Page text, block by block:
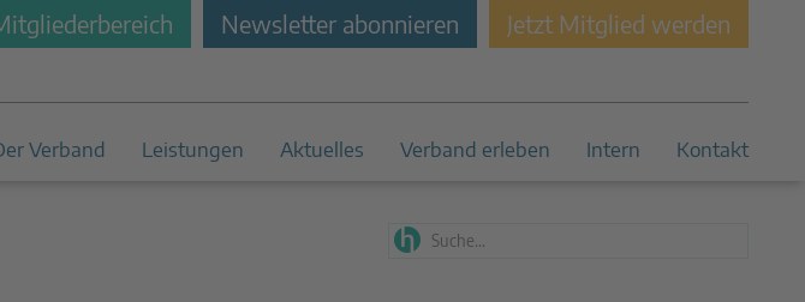
Newsletter abonnieren Jetzt Mitglied werden
Verband Leistungen Aktuelles Verband erleben Intern Kontakt